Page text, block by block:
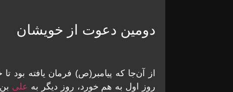
دومین دعوت از خویشان
از آن‌جا که پیامبر(ص) فرمان یافته
روز اول به هم خورد، روز دیگر به علی